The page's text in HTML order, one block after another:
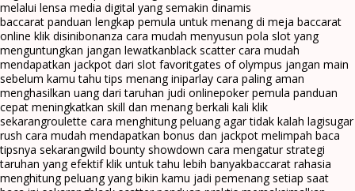
melalui lensa media digital yang semakin dinamis
baccarat panduan lengkap pemula untuk menang di meja baccarat
online klik disinibonanza cara mudah menyusun pola slot yang
menguntungkan jangan lewatkanblack scatter cara mudah
mendapatkan jackpot dari slot favoritgates of olympus jangan main
sebelum kamu tahu tips menang iniparlay cara paling aman
menghasilkan uang dari taruhan judi onlinepoker pemula panduan
cepat meningkatkan skill dan menang berkali kali klik
sekarangroulette cara menghitung peluang agar tidak kalah lagisugar
rush cara mudah mendapatkan bonus dan jackpot melimpah baca
tipsnya sekarangwild bounty showdown cara mengatur strategi
taruhan yang efektif klik untuk tahu lebih banyakbaccarat rahasia
menghitung peluang yang bikin kamu jadi pemenang setiap saat